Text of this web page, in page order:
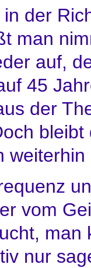
der
man
auf,
45
der
vom
man
nur